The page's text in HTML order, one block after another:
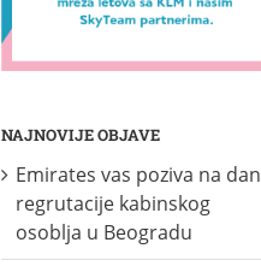
NAJNOVIJE OBJAVE
Emirates vas poziva na dan
regrutacije kabinskog
osoblja u Beogradu